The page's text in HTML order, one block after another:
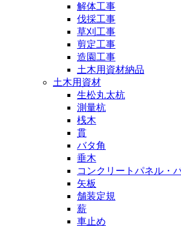
解体工事
伐採工事
草刈工事
剪定工事
造園工事
土木用資材納品
土木用資材
生松丸太杭
測量杭
桟木
貫
バタ角
垂木
コンクリートパネル・
矢板
舗装定規
薪
車止め